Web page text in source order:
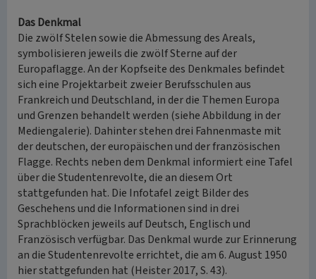
Das Denkmal
Die zwölf Stelen sowie die Abmessung des Areals,
symbolisieren jeweils die zwölf Sterne auf der
Europaflagge. An der Kopfseite des Denkmales befindet
sich eine Projektarbeit zweier Berufsschulen aus
Frankreich und Deutschland, in der die Themen Europa
und Grenzen behandelt werden (siehe Abbildung in der
Mediengalerie). Dahinter stehen drei Fahnenmaste mit
der deutschen, der europäischen und der französischen
Flagge. Rechts neben dem Denkmal informiert eine Tafel
über die Studentenrevolte, die an diesem Ort
stattgefunden hat. Die Infotafel zeigt Bilder des
Geschehens und die Informationen sind in drei
Sprachblöcken jeweils auf Deutsch, Englisch und
Französisch verfügbar. Das Denkmal wurde zur Erinnerung
an die Studentenrevolte errichtet, die am 6. August 1950
hier stattgefunden hat (Heister 2017, S. 43).